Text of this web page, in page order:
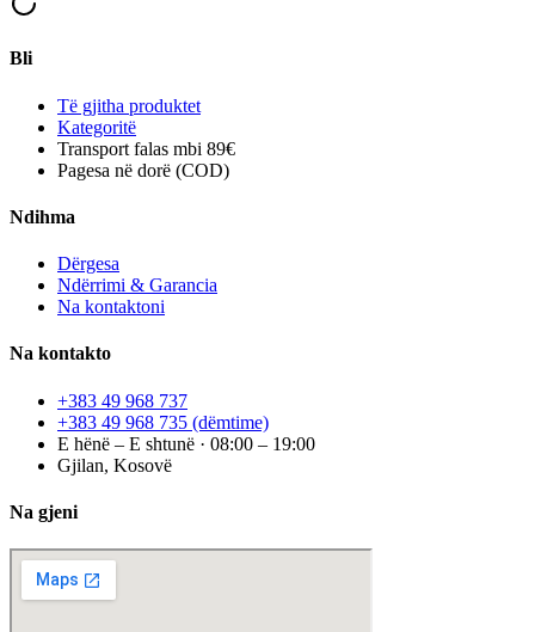
Bli
Të gjitha produktet
Kategoritë
Transport falas mbi 89€
Pagesa në dorë (COD)
Ndihma
Dërgesa
Ndërrimi & Garancia
Na kontaktoni
Na kontakto
+383 49 968 737
+383 49 968 735 (dëmtime)
E hënë – E shtunë · 08:00 – 19:00
Gjilan, Kosovë
Na gjeni